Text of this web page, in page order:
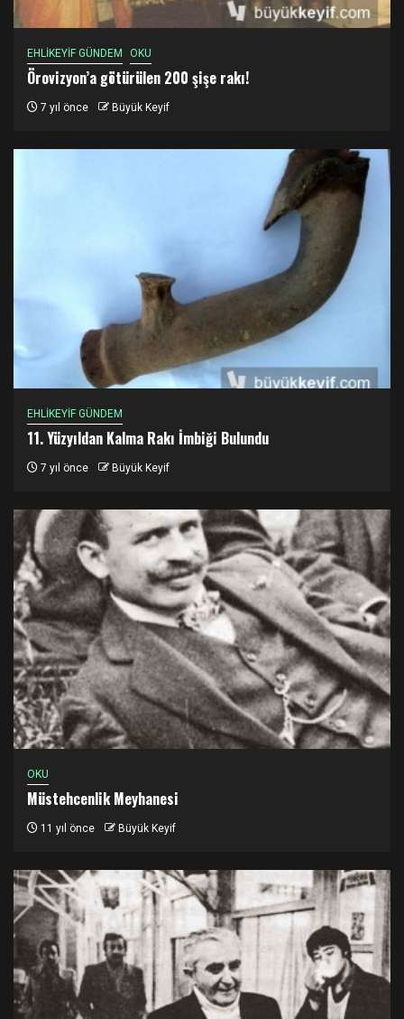
EHLİKEYİF GÜNDEM OKU
Örovizyon’a götürülen 200 şişe rakı!
7 yıl önce Büyük Keyif
EHLİKEYİF GÜNDEM
11. Yüzyıldan Kalma Rakı İmbiği Bulundu
7 yıl önce Büyük Keyif
OKU
Müstehcenlik Meyhanesi
11 yıl önce Büyük Keyif